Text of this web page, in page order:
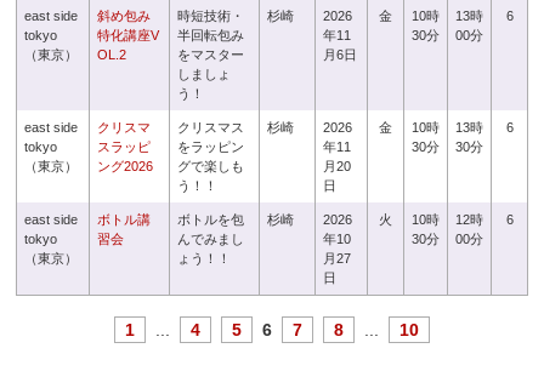
east side
tokyo
（東京）
斜め包み
特化講座V
OL.2
時短技術・
半回転包み
をマスター
しましょ
う！
杉崎
2026
年11
月6日
金
10時
30分
13時
00分
6
east side
tokyo
（東京）
クリスマ
スラッピ
ング2026
クリスマス
をラッピン
グで楽しも
う！！
杉崎
2026
年11
月20
日
金
10時
30分
13時
30分
6
east side
tokyo
（東京）
ボトル講
習会
ボトルを包
んでみまし
ょう！！
杉崎
2026
年10
月27
日
火
10時
30分
12時
00分
6
1 4 5 6 7 8 10